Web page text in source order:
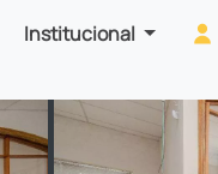
Institucional